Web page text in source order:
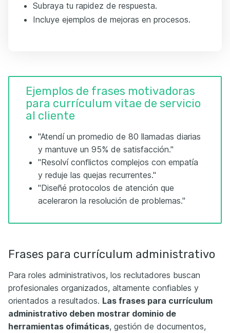
Subraya tu rapidez de respuesta.
Incluye ejemplos de mejoras en procesos.
Ejemplos de frases motivadoras
para currículum vitae de servicio
al cliente
"Atendí un promedio de 80 llamadas diarias
y mantuve un 95% de satisfacción."
"Resolví conflictos complejos con empatía
y reduje las quejas recurrentes."
"Diseñé protocolos de atención que
aceleraron la resolución de problemas."
Frases para currículum administrativo
Para roles administrativos, los reclutadores buscan
profesionales organizados, altamente confiables y
orientados a resultados. Las frases para currículum
administrativo deben mostrar dominio de
herramientas ofimáticas, gestión de documentos,